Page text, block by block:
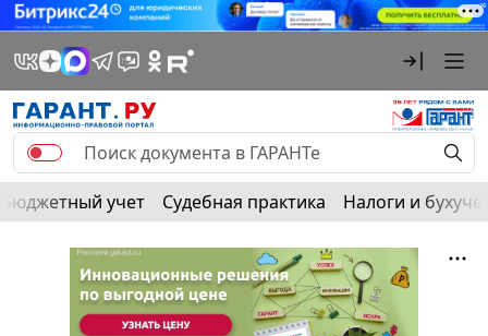
Бюджетный учет Судебная практика Налоги и